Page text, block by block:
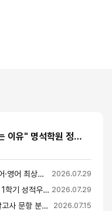
"수능 1주 전까지 등원하는 이유" 명석학원 정시반 개강 안내 (성수고·경일고·무학여고·대광고 등)
명석학원 성적 우수자 통계 대공개! 국어·영어 최상위권의 비밀 2026.07.29
결과로 증명합니다: 명석학원 2026년 1학기 성적우수자 명단 공개 2026.07.29
2026년 경일고 1학년 1학기 영어 기말고사 문항 분석 및 총평 2026.07.15